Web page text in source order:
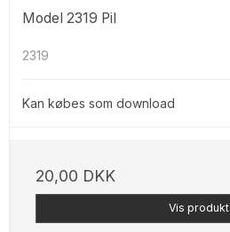
Model 2319 Pil
2319
Kan købes som download
20,00 DKK
Vis produkt